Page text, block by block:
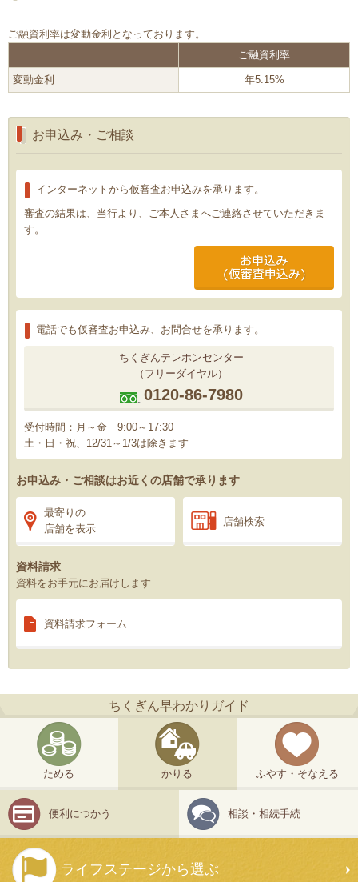
ご融資利率は変動金利となっております。
ご融資利率
変動金利 年5.15%
お申込み・ご相談
インターネットから仮審査お申込みを承ります。
審査の結果は、当行より、ご本人さまへご連絡させていただきま
す。
電話でも仮審査お申込み、お問合せを承ります。
ちくぎんテレホンセンター
（フリーダイヤル）
0120-86-7980
受付時間：月～金 9:00～17:30
土・日・祝、12/31～1/3は除きます
お申込み・ご相談はお近くの店舗で承ります
最寄りの
店舗を表示
店舗検索
資料請求
資料をお手元にお届けします
資料請求フォーム
ちくぎん早わかりガイド
ためる かりる ふやす・そなえる
便利につかう 相談・相続手続
ライフステージから選ぶ